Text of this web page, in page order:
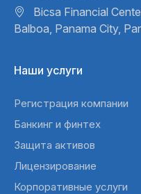
Bicsa Financial
Balboa, Panama City,
Наши услуги
Регистрация компании
Банкинг и финтех
Защита активов
Лицензирование
Корпоративные услуги